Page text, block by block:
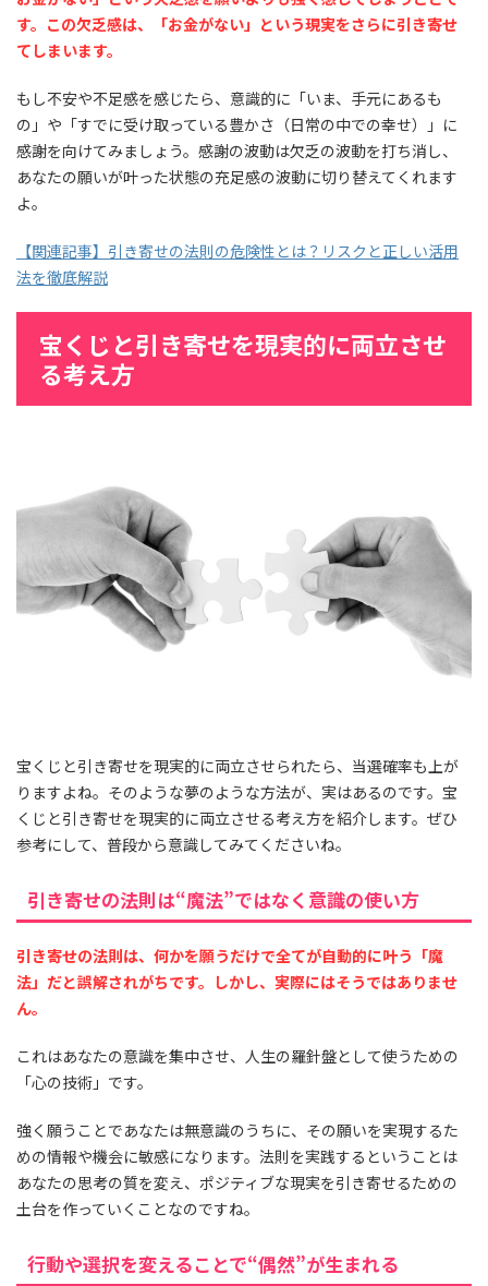
す。この欠乏感は、「お金がない」という現実をさらに引き寄せ
てしまいます。
もし不安や不足感を感じたら、意識的に「いま、手元にあるも
の」や「すでに受け取っている豊かさ（日常の中での幸せ）」に
感謝を向けてみましょう。感謝の波動は欠乏の波動を打ち消し、
あなたの願いが叶った状態の充足感の波動に切り替えてくれます
よ。
【関連記事】引き寄せの法則の危険性とは？リスクと正しい活用
法を徹底解説
宝くじと引き寄せを現実的に両立させ
る考え方
宝くじと引き寄せを現実的に両立させられたら、当選確率も上が
りますよね。そのような夢のような方法が、実はあるのです。宝
くじと引き寄せを現実的に両立させる考え方を紹介します。ぜひ
参考にして、普段から意識してみてくださいね。
引き寄せの法則は“魔法”ではなく意識の使い方
引き寄せの法則は、何かを願うだけで全てが自動的に叶う「魔
法」だと誤解されがちです。しかし、実際にはそうではありませ
ん。
これはあなたの意識を集中させ、人生の羅針盤として使うための
「心の技術」です。
強く願うことであなたは無意識のうちに、その願いを実現するた
めの情報や機会に敏感になります。法則を実践するということは
あなたの思考の質を変え、ポジティブな現実を引き寄せるための
土台を作っていくことなのですね。
行動や選択を変えることで“偶然”が生まれる